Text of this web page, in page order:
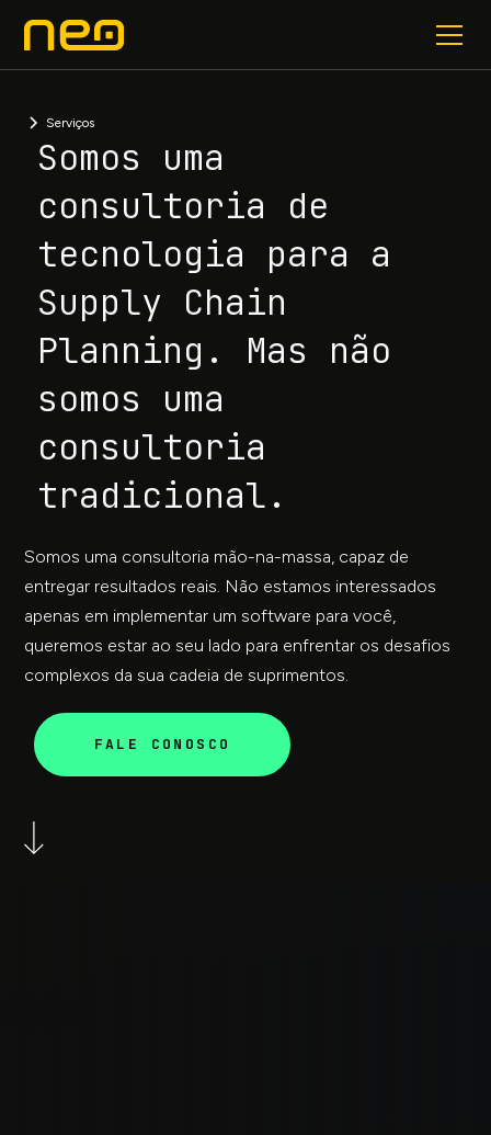
Serviços
Somos uma
consultoria de
tecnologia para a
Supply Chain
Planning. Mas não
somos uma
consultoria
tradicional.
Somos uma consultoria mão-na-massa, capaz de
entregar resultados reais. Não estamos interessados
apenas em implementar um software para você,
queremos estar ao seu lado para enfrentar os desafios
complexos da sua cadeia de suprimentos.
FALE CONOSCO